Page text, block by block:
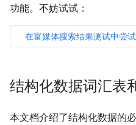
功能。不妨试试：
结构化数据词汇表
本文档介绍了结构化数据的